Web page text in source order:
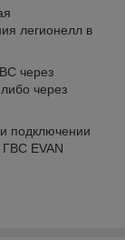
легионелл в
через
через
подключении
ГВС EVAN